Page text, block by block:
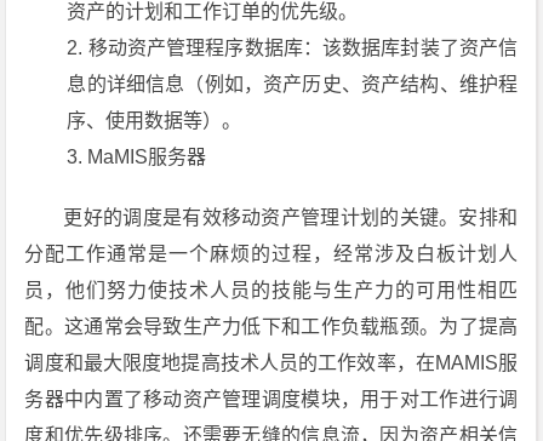
资产的计划和工作订单的优先级。
移动资产管理程序数据库：该数据库封装了资产信
息的详细信息（例如，资产历史、资产结构、维护程
序、使用数据等）。
MaMIS服务器
更好的调度是有效移动资产管理计划的关键。安排和
分配工作通常是一个麻烦的过程，经常涉及白板计划人
员，他们努力使技术人员的技能与生产力的可用性相匹
配。这通常会导致生产力低下和工作负载瓶颈。为了提高
调度和最大限度地提高技术人员的工作效率，在MAMIS服
务器中内置了移动资产管理调度模块，用于对工作进行调
度和优先级排序。还需要无缝的信息流，因为资产相关信